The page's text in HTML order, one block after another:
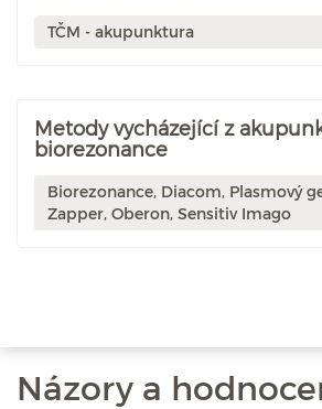
TČM - akupunktura
Metody vycházející z
biorezonance
Biorezonance, Diacom, Plasmový
Zapper, Oberon, Sensitiv Imago
Názory a